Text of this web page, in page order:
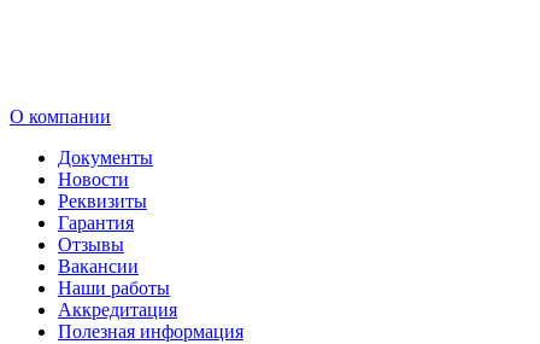
О компании
Документы
Новости
Реквизиты
Гарантия
Отзывы
Вакансии
Наши работы
Аккредитация
Полезная информация